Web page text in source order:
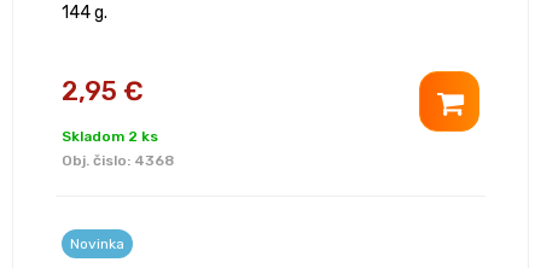
144 g.
2,95 €
Skladom 2 ks
Obj. čislo: 4368
Novinka